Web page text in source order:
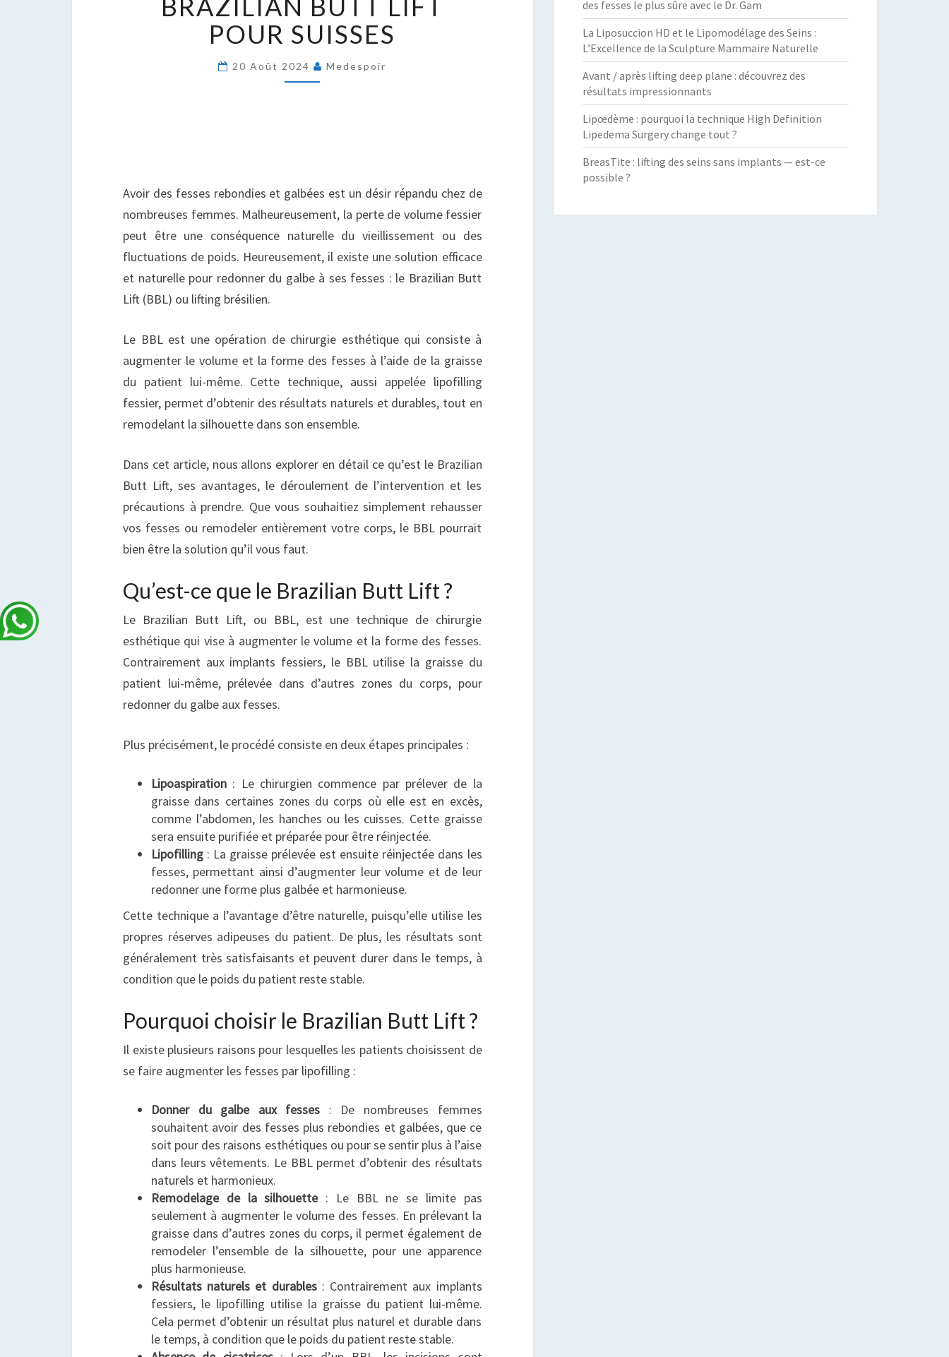
FESSES
GRÂCE
BRAZILIAN
BRAZILIAN BUTT LIFT
POUR SUISSES
20 Août 2024 Medespoir
Avoir des fesses rebondies et galbées est un désir répandu chez de
nombreuses femmes. Malheureusement, la perte de volume fessier
peut être une conséquence naturelle du vieillissement ou des
fluctuations de poids. Heureusement, il existe une solution efficace
et naturelle pour redonner du galbe à ses fesses : le Brazilian Butt
Lift (BBL) ou lifting brésilien.
Le BBL est une opération de chirurgie esthétique qui consiste à
augmenter le volume et la forme des fesses à l’aide de la graisse
du patient lui-même. Cette technique, aussi appelée lipofilling
fessier, permet d’obtenir des résultats naturels et durables, tout en
remodelant la silhouette dans son ensemble.
Dans cet article, nous allons explorer en détail ce qu’est le Brazilian
Butt Lift, ses avantages, le déroulement de l’intervention et les
précautions à prendre. Que vous souhaitiez simplement rehausser
vos fesses ou remodeler entièrement votre corps, le BBL pourrait
bien être la solution qu’il vous faut.
Qu’est-ce que le Brazilian Butt Lift ?
Le Brazilian Butt Lift, ou BBL, est une technique de chirurgie
esthétique qui vise à augmenter le volume et la forme des fesses.
Contrairement aux implants fessiers, le BBL utilise la graisse du
patient lui-même, prélevée dans d’autres zones du corps, pour
redonner du galbe aux fesses.
Plus précisément, le procédé consiste en deux étapes principales :
Lipoaspiration : Le chirurgien commence par prélever de la
graisse dans certaines zones du corps où elle est en excès,
comme l’abdomen, les hanches ou les cuisses. Cette graisse
sera ensuite purifiée et préparée pour être réinjectée.
Lipofilling : La graisse prélevée est ensuite réinjectée dans les
fesses, permettant ainsi d’augmenter leur volume et de leur
redonner une forme plus galbée et harmonieuse.
Cette technique a l’avantage d’être naturelle, puisqu’elle utilise les
propres réserves adipeuses du patient. De plus, les résultats sont
généralement très satisfaisants et peuvent durer dans le temps, à
condition que le poids du patient reste stable.
Pourquoi choisir le Brazilian Butt Lift ?
Il existe plusieurs raisons pour lesquelles les patients choisissent de
se faire augmenter les fesses par lipofilling :
Donner du galbe aux fesses : De nombreuses femmes
souhaitent avoir des fesses plus rebondies et galbées, que ce
soit pour des raisons esthétiques ou pour se sentir plus à l’aise
dans leurs vêtements. Le BBL permet d’obtenir des résultats
naturels et harmonieux.
Remodelage de la silhouette: Le BBL ne se limite pas
seulement à augmenter le volume des fesses. En prélevant la
graisse dans d’autres zones du corps, il permet également de
remodeler l’ensemble de la silhouette, pour une apparence
plus harmonieuse.
Résultats naturels et durables: Contrairement aux implants
fessiers, le lipofilling utilise la graisse du patient lui-même.
Cela permet d’obtenir un résultat plus naturel et durable dans
le temps, à condition que le poids du patient reste stable.
des fesses le plus sûre avec le Dr. Gam
La Liposuccion HD et le Lipomodélage des Seins :
L’Excellence de la Sculpture Mammaire Naturelle
Avant / après lifting deep plane : découvrez des
résultats impressionnants
Lipœdème : pourquoi la technique High Definition
Lipedema Surgery change tout ?
BreasTite : lifting des seins sans implants — est-ce
possible ?